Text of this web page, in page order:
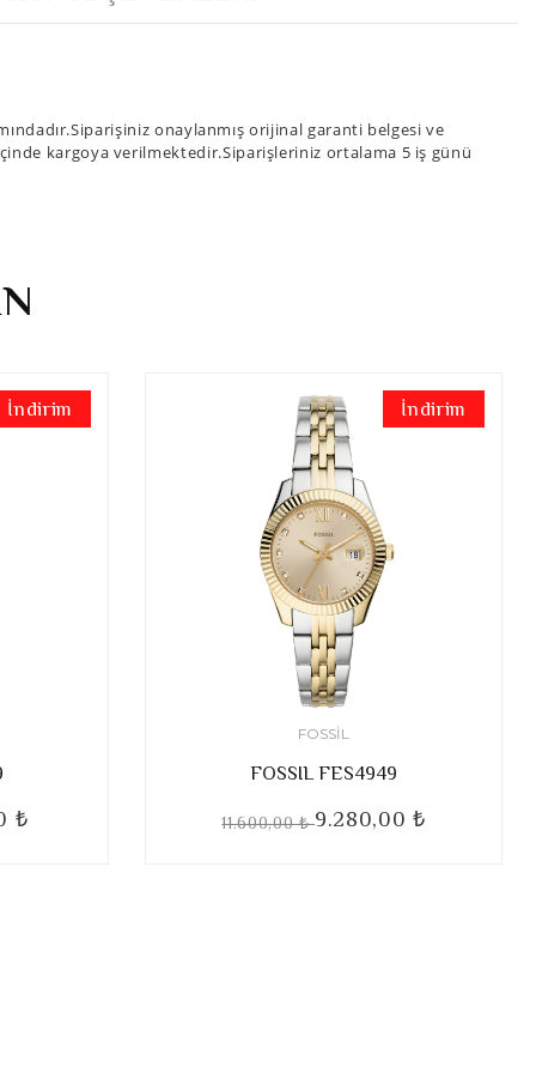
onaylanmış orijinal garanti belgesi ve
kargoya verilmektedir.Siparişleriniz ortalama 5 iş günü
İndirim
₺
İndirim
FOSSIL
FOSSIL FES4949
11.600,00 ₺9.280,00 ₺